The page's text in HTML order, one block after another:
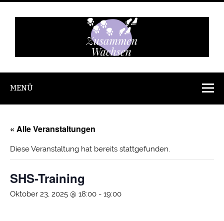
Zum
springen
Wachsen
MENÜ
« Alle Veranstaltungen
Diese Veranstaltung hat bereits stattgefunden.
SHS-Training
Oktober 23, 2025 @ 18:00 - 19:00